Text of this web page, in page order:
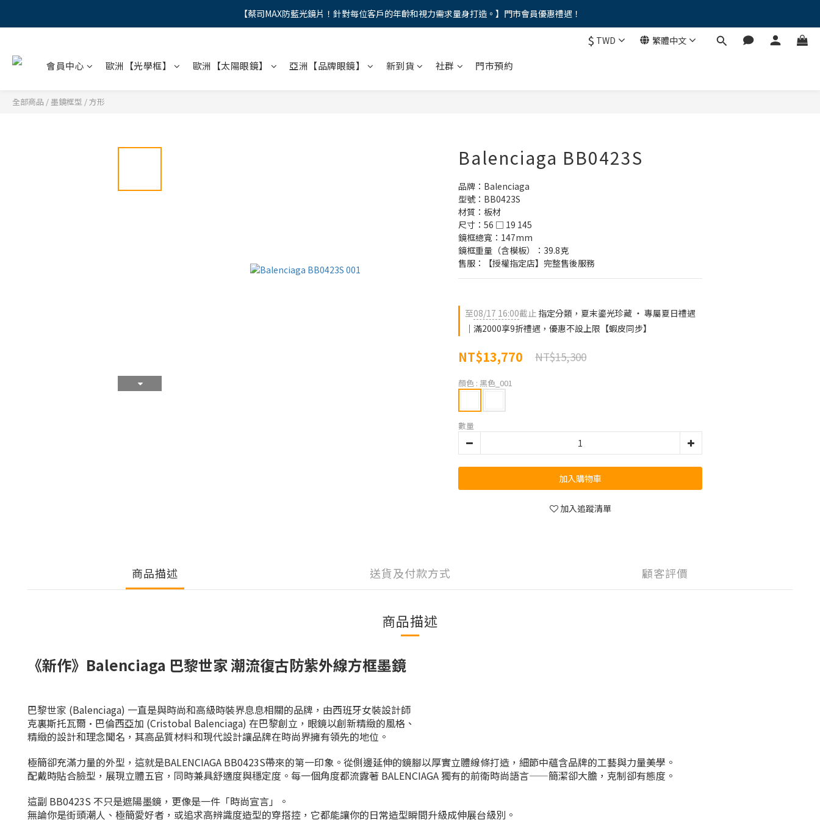
"馬年新章續寫，視界品味進階，限時禮遇 9 折無上限，12期分期免手續費。。
【蔡司MAX防藍光鏡片！針對每位客戶的年齡和視力需求量身打造。】門市會員優惠禮遇！
$ TWD 繁體中文
會員中心 歐洲【光學框】 歐洲【太陽眼鏡】 亞洲【品牌眼鏡】 新到貨 社群 門市預約
全部商品 / 墨鏡框型 /方形
Balenciaga BB0423S
品牌：Balenciaga
型號：BB0423S
材質：板材
尺寸：56 □ 19 145
鏡框總寬：147mm
鏡框重量（含模板）：39.8克
售服：【授權指定店】完整售後服務
至08/17 16:00截止 指定分類，夏末鎏光珍藏 ‧ 專屬夏日禮遇
｜滿2000享9折禮遇，優惠不設上限【蝦皮同步】
NT$13,770 NT$15,300
顏色 : 黑色_001
數量
加入購物車
加入追蹤清單
商品描述 送貨及付款方式 顧客評價
商品描述
《新作》 Balenciaga 巴黎世家潮流復古防紫外線方框墨鏡
巴黎世家 (Balenciaga) 一直是與時尚和高級時裝界息息相關的品牌，由西班牙女裝設計師
克裏斯托瓦爾·巴倫西亞加 (Cristobal Balenciaga) 在巴黎創立，眼鏡以創新精緻的風格、
精緻的設計和理念聞名，其高品質材料和現代設計讓品牌在時尚界擁有領先的地位。
極簡卻充滿力量的外型，這就是BALENCIAGA BB0423S帶來的第一印象。從側邊延伸的鏡腳以厚實立體線條打造，細節中蘊含品牌的工藝與力量美學。
配戴時貼合臉型，展現立體五官，同時兼具舒適度與穩定度。每一個角度都流露著 BALENCIAGA 獨有的前衛時尚語言——簡潔卻大膽，克制卻有態度。
這副 BB0423S 不只是遮陽墨鏡，更像是一件「時尚宣言」。
無論你是街頭潮人、極簡愛好者，或追求高辨識度造型的穿搭控，它都能讓你的日常造型瞬間升級成伸展台級別。